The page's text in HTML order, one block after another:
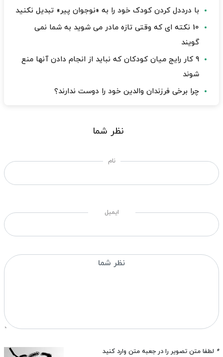
با درددل کردن کودک خود را به «نوجوان پیر» تبدیل نکنید
10 نکته ای که وقتی تازه مادر می شوید به شما نمی
گویند
۹ کار رایج میان کودکان که نباید از انجام دادن آنها منع
شوند
چرا برخی فرزندان والدین خود را دوست ندارند؟
نظر شما
نام
ایمیل
* لطفا متن تصویر را در جعبه متن وارد کنید